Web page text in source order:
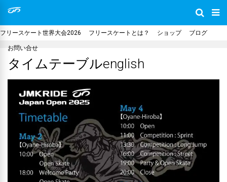
フリースケート世界大会2026 フリースケートとは？ ショップ ブログ
お問い合せ
タイムテーブルenglish